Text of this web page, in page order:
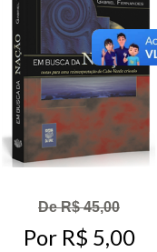
De R$ 45,00
Por R$ 5,00